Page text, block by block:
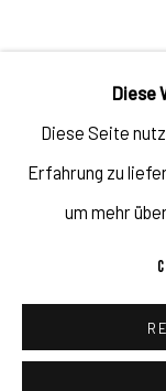
PUBLIKATIONEN
KÜNSTLER*IN
JULIEN JACA
Impressum //
Zeifang, Nico
Diese
Diese Seite
Erfahrung zu
um mehr